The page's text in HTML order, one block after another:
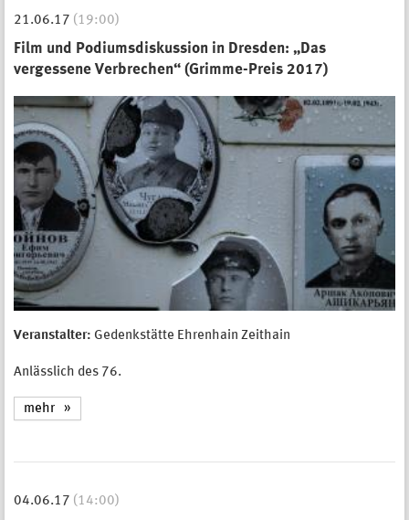
21.06.17 (19:00)
Film und Podiumsdiskussion in Dresden: „Das
vergessene Verbrechen“ (Grimme-Preis 2017)
Veranstalter: Gedenkstätte Ehrenhain Zeithain
Anlässlich des 76.
mehr
04.06.17 (14:00)